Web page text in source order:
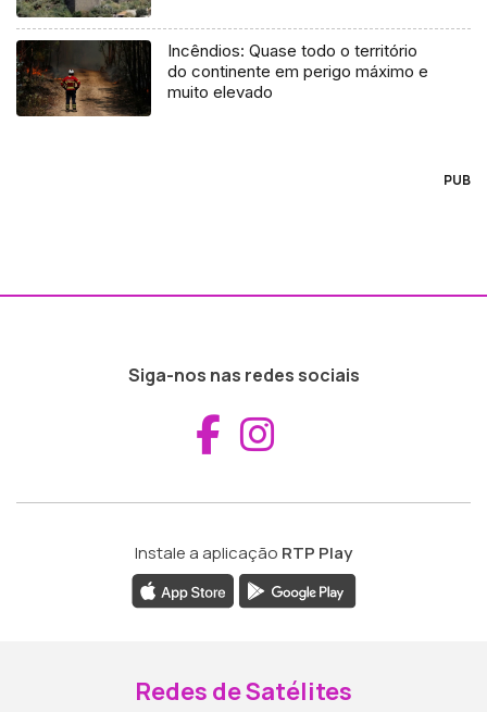
Incêndios: Quase todo o território
do continente em perigo máximo e
muito elevado
PUB
Siga-nos nas redes sociais
Aceder ao
Instale a aplicação RTP Play
Redes de Satélites